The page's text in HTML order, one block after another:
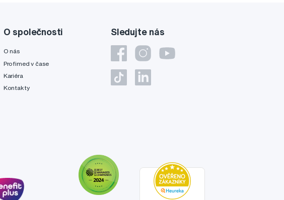
Sledujte nás
O společnosti
O nás
Profimed v čase
Kariéra
Kontakty